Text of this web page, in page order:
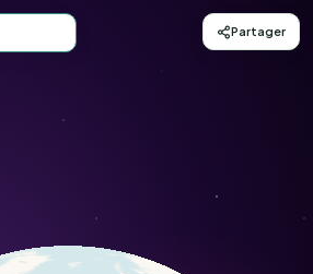
Microseris nutans (Microseris
Partager